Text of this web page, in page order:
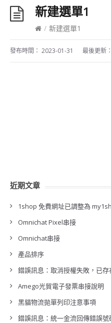
新建選單1
/ 新建選單1
發布時間： 2023-01-31 最後更新：
近期文章
1shop 免費網址已調整為
Omnichat Pixel串接
Omnichat串接
產品排序
錯誤訊息：取消授權失敗，已存
Amego光貿電子發票串接說明
黑貓物流拋單列印注意事項
錯誤訊息：統一金流回傳錯誤號